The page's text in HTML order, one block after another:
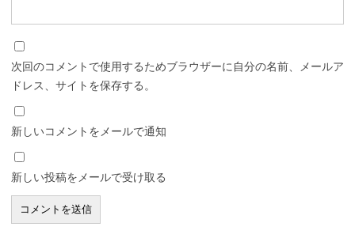
次回のコメントで使用するためブラウザーに自分の名前、メールア
ドレス、サイトを保存する。
新しいコメントをメールで通知
新しい投稿をメールで受け取る